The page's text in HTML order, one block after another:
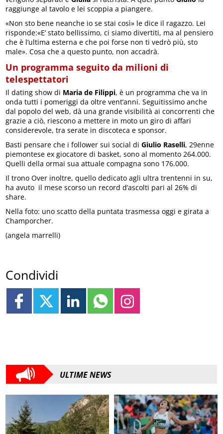
raggiunge al tavolo e lei scoppia a piangere.
«Non sto bene neanche io se stai così» le dice il ragazzo. Lei
risponde:«E’ stato bellissimo, ci siamo divertiti, ma al pensiero
che è l’ultima esterna e che poi forse non ti vedrò più, sto
male». Cosa che a questo punto, non accadrà.
Un programma seguito da milioni di
telespettatori
Il dating show di Maria de Filippi, è un programma che va in
onda tutti i pomeriggi da oltre vent’anni. Seguitissimo anche
dal popolo del web, dà una grande visibilità ai concorrenti che
grazie a ciò, riescono a mettere in moto un giro di affari
considerevole, tra serate in discoteca e sponsor.
Basti pensare che i follower sui social diGiulio Raselli, 29enne
piemontese ex giocatore di basket, sono al momento 264.000.
Quelli della ormai sua attuale compagna sono 176.000.
Il trono Over inoltre, quello dedicato agli ultra trentenni in su,
ha avuto il mese scorso un record d’ascolti pari al 26% di
share.
Nella foto: uno scatto della puntata trasmessa oggi e girata a
Champorcher.
(angela marrelli)
Condividi
ULTIME NEWS